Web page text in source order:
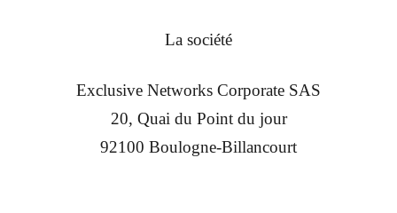
La société
Exclusive Networks Corporate SAS
20, Quai du Point du jour
92100 Boulogne-Billancourt